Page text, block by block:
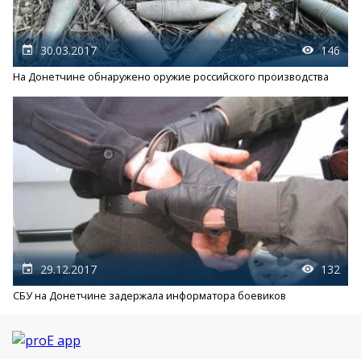
30.03.2017 146
На Донетчине обнаружено оружие российского производства
29.12.2017 132
СБУ на Донетчине задержала информатора боевиков